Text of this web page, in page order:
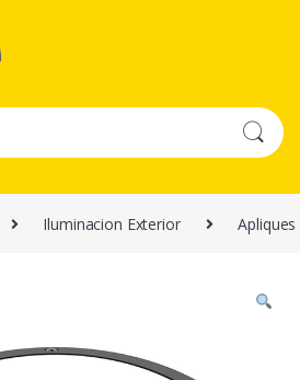
Iluminacion Exterior Apliques